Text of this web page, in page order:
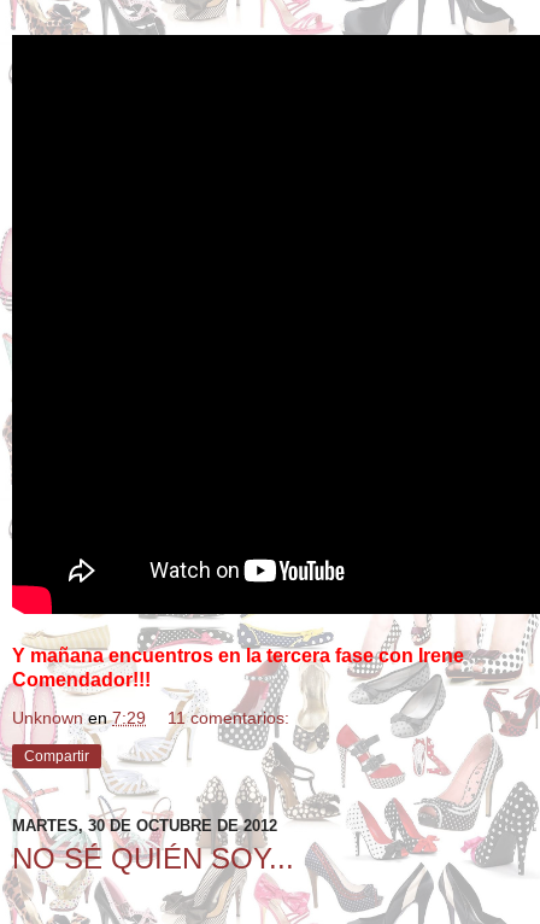
Y mañana encuentros en la tercera fase con Irene
Comendador!!!
Unknown en7:29 11 comentarios:
Compartir
MARTES, 30 DE OCTUBRE DE 2012
NO SÉ QUIÉN SOY...